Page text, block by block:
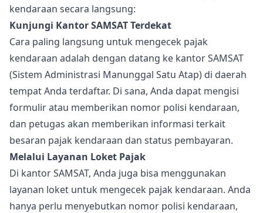
kendaraan secara langsung:
Kunjungi Kantor SAMSAT Terdekat
Cara paling langsung untuk mengecek pajak
kendaraan adalah dengan datang ke kantor SAMSAT
(Sistem Administrasi Manunggal Satu Atap) di daerah
tempat Anda terdaftar. Di sana, Anda dapat mengisi
formulir atau memberikan nomor polisi kendaraan,
dan petugas akan memberikan informasi terkait
besaran pajak kendaraan dan status pembayaran.
Melalui Layanan Loket Pajak
Di kantor SAMSAT, Anda juga bisa menggunakan
layanan loket untuk mengecek pajak kendaraan. Anda
hanya perlu menyebutkan nomor polisi kendaraan,